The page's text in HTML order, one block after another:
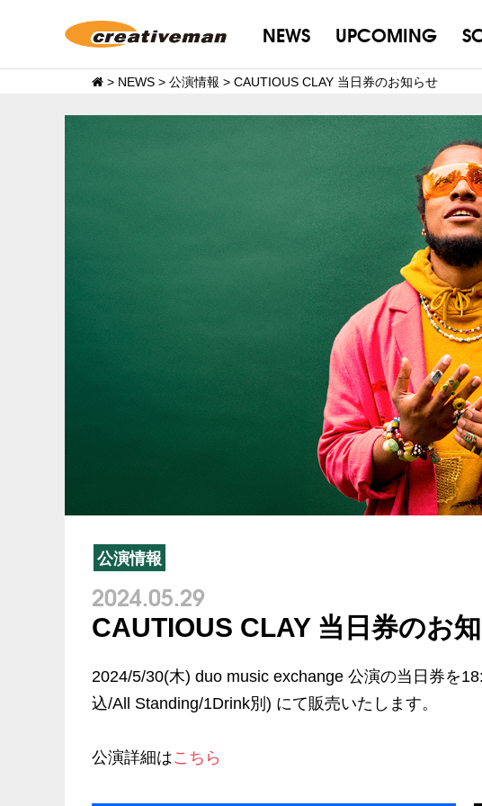
NEWS UPCOMING
> NEWS > 公演情報 > CAUTIOUS CLAY 当日券のお知らせ
公演情報
2024.05.29
CAUTIOUS CLAY 当日券のお
2024/5/30(木) duo music exchange 公演の当日券を
込/All Standing/1Drink別) にて販売いたします。
公演詳細はこちら